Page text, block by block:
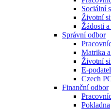
Sociální
Životní
Žádosti
Správní odbor
Matrika
Životní
E-
Czech
Finanční odbor
Pokladna